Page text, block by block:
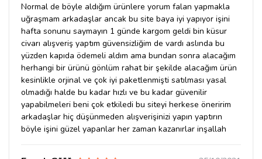
Normal de böyle aldığım ürünlere yorum falan yapmakla
uğraşmam arkadaşlar ancak bu site baya iyi yapıyor işini
hafta sonunu saymayın 1 günde kargom geldi bin küsur
civarı alışveriş yaptım güvensizliğim de vardı aslında bu
yüzden kapıda ödemeli aldım ama bundan sonra alacağım
herhangi bir ürünü gönlüm rahat bir şekilde alacağım ürün
kesinlikle orjinal ve çok iyi paketlenmişti satılması yasal
olmadığı halde bu kadar hızlı ve bu kadar güvenilir
yapabilmeleri beni çok etkiledi bu siteyi herkese öneririm
arkadaşlar hiç düşünmeden alışverişinizi yapın yaptırın
böyle işini güzel yapanlar her zaman kazanırlar inşallah